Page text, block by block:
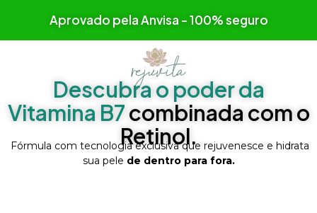
Aprovado pela Anvisa - 100% seguro
Descubra o poder da
Vitamina B7combinada com o
Retinol.
Fórmula com tecnologia exclusiva que rejuvenesce e hidrata
sua pele de dentro para fora.